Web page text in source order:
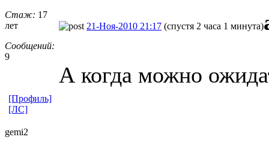
Стаж: 17
лет
Сообщений:
9
21-Ноя-2010 21:17 (спустя 2 часа 1 минута)
А когда можно
[Профиль]
[ЛС]
gemi2